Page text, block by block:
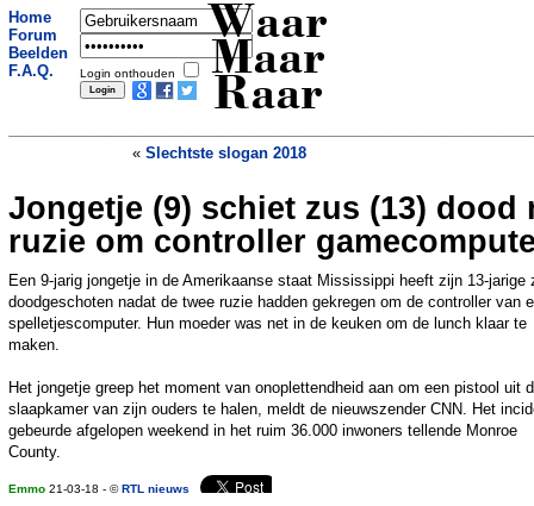
Home
Forum
Beelden
F.A.Q.
Login onthouden
Waar
Maar
Raar
« Slechtste slogan 2018
Jongeman neemt doodleuk taxi op weg
naar bankoverval... en terug»
Jongetje (9) schiet zus (13) dood
ruzie om controller
Een 9-jarig jongetje in de Amerikaanse staat Mississippi heeft zijn 13-jarige
doodgeschoten nadat de twee ruzie hadden gekregen om de controller van
spelletjescomputer. Hun moeder was net in de keuken om de lunch klaar te
maken.
Het jongetje greep het moment van onoplettendheid aan om een pistool uit
slaapkamer van zijn ouders te halen, meldt de nieuwszender CNN. Het
gebeurde afgelopen weekend in het ruim 36.000 inwoners tellende Monroe
County.
Emmo 21-03-18 - ©RTL nieuws